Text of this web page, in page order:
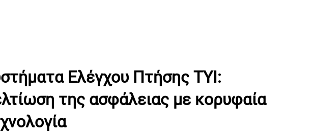
Ελέγχου Πτήσης TYI:
της ασφάλειας με κορυφαία